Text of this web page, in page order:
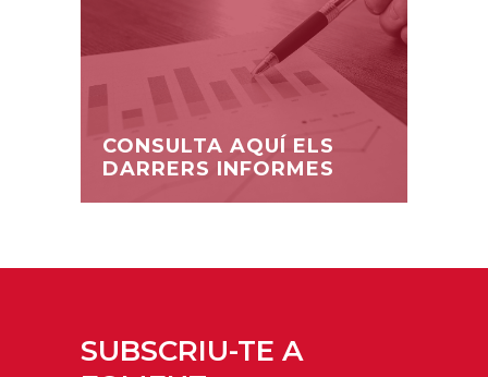
CONSULTA AQUÍ ELS
DARRERS INFORMES
SUBSCRIU-TE A